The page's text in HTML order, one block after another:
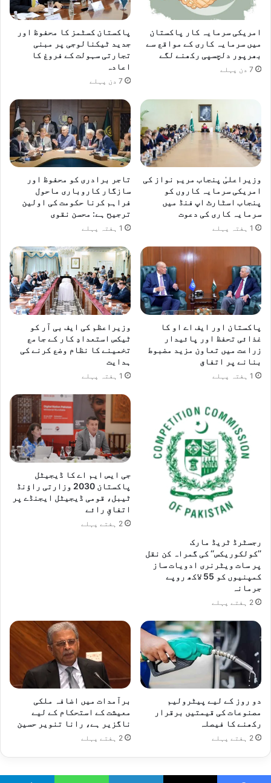
امریکی سرمایہ کار پاکستان
میں سرمایہ کاری کے مواقع سے
بھرپور دلچسپی رکھنے لگے
7 دن پہلے
پاکستان کسٹمز کا محفوظ اور
جدید ٹیکنالوجی پر مبنی
تجارتی سہولت کے فروغ کا
اعادہ
7 دن پہلے
وزیراعلیٰ پنجاب مریم نواز کی
امریکی سرمایہ کاروں کو
پنجاب اسٹارٹ اپ فنڈ میں
سرمایہ کاری کی دعوت
1 ہفتہ پہلے
تاجر برادری کو محفوظ اور
سازگار کاروباری ماحول
فراہم کرنا حکومت کی اولین
ترجیح ہے: محسن نقوی
1 ہفتہ پہلے
پاکستان اور ایف اے او کا
غذائی تحفظ اور پائیدار
زراعت میں تعاون مزید مضبوط
بنانے پر اتفاق
1 ہفتہ پہلے
وزیراعظم کی ایف بی آر کو
ٹیکس استعدادِ کار کے جامع
تخمینے کا نظام وضع کرنے کی
ہدایت
1 ہفتہ پہلے
رجسٹرڈ ٹریڈ مارک
’’کولکوریکس‘‘ کی گمراہ کن نقل
پر سات ویٹرنری ادویات ساز
کمپنیوں کو 55 لاکھ روپے
جرمانہ
2 ہفتے پہلے
جی ایس ایم اے کا ڈیجیٹل
پاکستان 2030 وزارتی راؤنڈ
ٹیبل، قومی ڈیجیٹل ایجنڈے پر
اتفاقِ رائے
2 ہفتے پہلے
دو روز کے لیے پیٹرولیم
مصنوعات کی قیمتیں برقرار
رکھنے کا فیصلہ
2 ہفتے پہلے
برآمدات میں اضافہ ملکی
معیشت کے استحکام کے لیے
ناگزیر ہے، رانا تنویر حسین
2 ہفتے پہلے